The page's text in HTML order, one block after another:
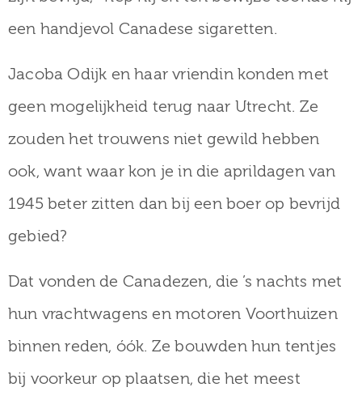
een handjevol Canadese sigaretten.
Jacoba Odijk en haar vriendin konden met
geen mogelijkheid terug naar Utrecht. Ze
zouden het trouwens niet gewild hebben
ook, want waar kon je in die aprildagen van
1945 beter zitten dan bij een boer op bevrijd
gebied?
Dat vonden de Canadezen, die ’s nachts met
hun vrachtwagens en motoren Voorthuizen
binnen reden, óók. Ze bouwden hun tentjes
bij voorkeur op plaatsen, die het meest